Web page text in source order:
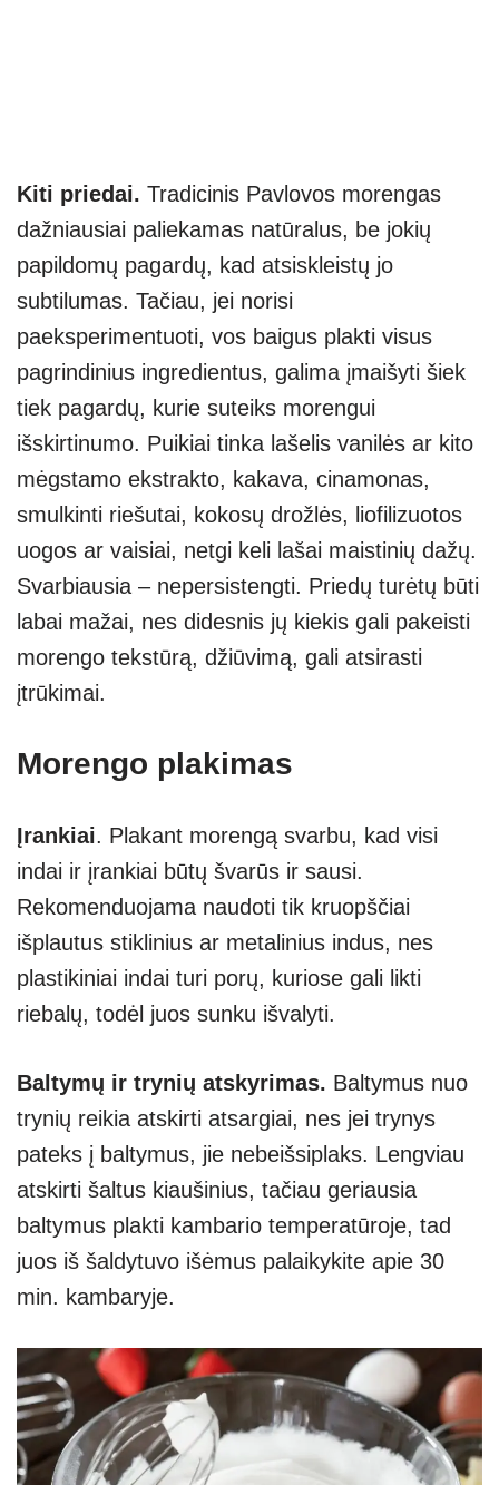
Kiti priedai. Tradicinis Pavlovos morengas
dažniausiai paliekamas natūralus, be jokių
papildomų pagardų, kad atsiskleistų jo
subtilumas. Tačiau, jei norisi
paeksperimentuoti, vos baigus plakti visus
pagrindinius ingredientus, galima įmaišyti šiek
tiek pagardų, kurie suteiks morengui
išskirtinumo. Puikiai tinka lašelis vanilės ar kito
mėgstamo ekstrakto, kakava, cinamonas,
smulkinti riešutai, kokosų drožlės, liofilizuotos
uogos ar vaisiai, netgi keli lašai maistinių dažų.
Svarbiausia – nepersistengti. Priedų turėtų būti
labai mažai, nes didesnis jų kiekis gali pakeisti
morengo tekstūrą, džiūvimą, gali atsirasti
įtrūkimai.
Morengo plakimas
Įrankiai. Plakant morengą svarbu, kad visi
indai ir įrankiai būtų švarūs ir sausi.
Rekomenduojama naudoti tik kruopščiai
išplautus stiklinius ar metalinius indus, nes
plastikiniai indai turi porų, kuriose gali likti
riebalų, todėl juos sunku išvalyti.
Baltymų ir trynių atskyrimas. Baltymus nuo
trynių reikia atskirti atsargiai, nes jei trynys
pateks į baltymus, jie nebeišsiplaks. Lengviau
atskirti šaltus kiaušinius, tačiau geriausia
baltymus plakti kambario temperatūroje, tad
juos iš šaldytuvo išėmus palaikykite apie 30
min. kambaryje.